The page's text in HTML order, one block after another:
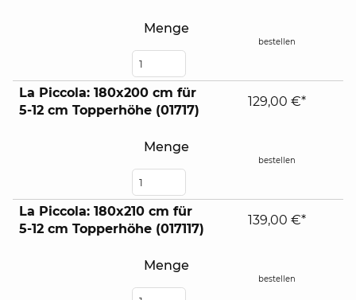
Menge
bestellen
La Piccola: 180x200 cm für
5-12 cm Topperhöhe (01717)
Menge
129,00 €*
bestellen
La Piccola: 180x210 cm für
5-12 cm Topperhöhe (017117)
Menge
139,00 €*
bestellen